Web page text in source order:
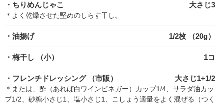
・ちりめんじゃこ 大さじ3
＊よく乾燥させた堅めのしらす干し。
・油揚げ 1/2枚 （20g）
・梅干し （小） 1コ
・フレンチドレッシング （市販） 大さじ1+1/2
＊または、酢（あれば白ワインビネガー）カップ1/4、サラダ油カッ
プ1/2、砂糖小さじ1、塩小さじ1、こしょう適量をよく混ぜる（つく